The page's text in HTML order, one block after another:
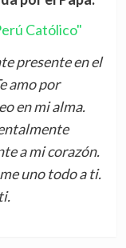
Católico"
presente en el
amo por
en mi alma.
a mi corazón.
uno todo a ti.